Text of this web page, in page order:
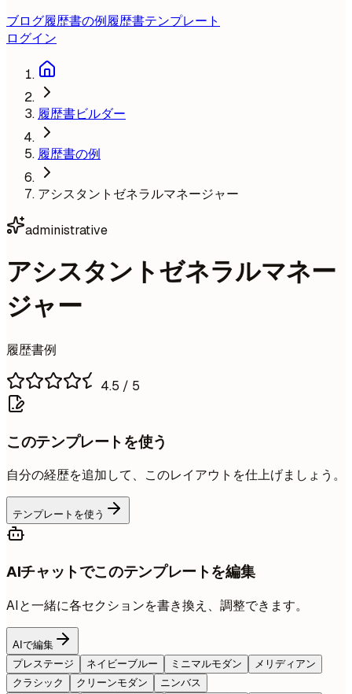
ブログ履歴書の例履歴書テンプレート
ログイン
履歴書ビルダー
履歴書の例
アシスタントゼネラルマネージャー
administrative
アシスタントゼネラルマネー
ジャー
履歴書例
4.5 / 5
このテンプレートを使う
自分の経歴を追加して、このレイアウトを仕上げましょう。
テンプレートを使う
AIチャットでこのテンプレートを編集
AIと一緒に各セクションを書き換え、調整できます。
AIで編集
プレステージ
ネイビーブルー ミニマルモダン
メリディアン
クラシック
クリーンモダン
ニンバス